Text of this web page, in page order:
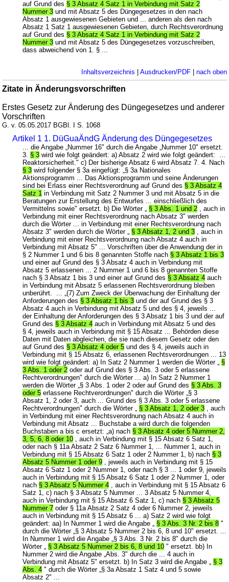
auf Grund des § 3 Absatz 4 Satz 1 in Verbindung mit Satz 2
Nummer 3 und mit Absatz 5 des Düngegesetzes in den nach
Absatz 1 ausgewiesenen Gebieten und ... anderen als den nach
Absatz 1 Satz 1 ausgewiesenen Gebieten, durch Rechtsverordnung
auf Grund des § 3 Absatz 4 Satz 1 in Verbindung mit Satz 2
Nummer 3 und mit Absatz 5 des Düngegesetzes vorzuschreiben,
dass abweichend von 1. § ...
Inhaltsverzeichnis Ausdrucken/PDF| nach oben
Zitate in Änderungsvorschriften
Erstes Gesetz zur Änderung des Düngegesetzes und anderer
Vorschriften
G. v. 05.05.2017 BGBl. I S. 1068
Artikel 1 1. DüGuaÄndG Änderung des Düngegesetzes
... die Angabe „Nummer 16" durch die Angabe „Nummer 10" ersetzt.
3. § 3 wird wie folgt geändert: a) Absatz 2 wird wie folgt geändert: ...
Reaktorsicherheit." c) Der bisherige Absatz 6 wird Absatz 7. 4. Nach
§ 3 wird folgender § 3a eingefügt: „§ 3a Nationales
Aktionsprogramm ... Das Aktionsprogramm und seine Änderungen
sind bei Erlass einer Rechtsverordnung auf Grund des § 3 Absatz 4
Satz 1 in Verbindung mit Satz 2 Nummer 3 und mit Absatz 5 in die
Beratungen zur Erstellung des Entwurfes ... einschließlich des
Vermittelns sowie" ersetzt. b) Die Wörter „ § 3 Abs. 1 und 2 , auch in
Verbindung mit einer Rechtsverordnung nach Absatz 3" werden
durch die Wörter ... in Verbindung mit einer Rechtsverordnung nach
Absatz 3" werden durch die Wörter „ § 3 Absatz 1, 2 und 3 , auch in
Verbindung mit einer Rechtsverordnung nach Absatz 4 auch in
Verbindung mit Absatz 5" ... Vorschriften über die Anwendung der in
§ 2 Nummer 1 und 6 bis 8 genannten Stoffe nach § 3 Absatz 1 bis 3
und einer auf Grund des § 3 Absatz 4 auch in Verbindung mit
Absatz 5 erlassenen ... 2 Nummer 1 und 6 bis 8 genannten Stoffe
nach § 3 Absatz 1 bis 3 und einer auf Grund des § 3 Absatz 4 auch
in Verbindung mit Absatz 5 erlassenen Rechtsverordnung bleiben
unberührt. ... „(7) Zum Zweck der Überwachung der Einhaltung der
Anforderungen des § 3 Absatz 1 bis 3 und der auf Grund des § 3
Absatz 4 auch in Verbindung mit Absatz 5 und des § 4, jeweils ...
der Einhaltung der Anforderungen des § 3 Absatz 1 bis 3 und der auf
Grund des § 3 Absatz 4 auch in Verbindung mit Absatz 5 und des
§ 4, jeweils auch in Verbindung mit § 15 Absatz ... Behörden diese
Daten mit Daten abgleichen, die sie nach diesem Gesetz oder den
auf Grund des § 3 Absatz 4 oder 5 und des § 4, jeweils auch in
Verbindung mit § 15 Absatz 6, erlassenen Rechtsverordnungen ... 13
wird wie folgt geändert: a) In Satz 2 Nummer 1 werden die Wörter „ §
3 Abs. 1 oder 2 oder auf Grund des § 3 Abs. 3 oder 5 erlassene
Rechtverordnungen" durch die Wörter ... a) In Satz 2 Nummer 1
werden die Wörter „§ 3 Abs. 1 oder 2 oder auf Grund des § 3 Abs. 3
oder 5 erlassene Rechtverordnungen" durch die Wörter „§ 3
Absatz 1, 2 oder 3, auch ... Grund des § 3 Abs. 3 oder 5 erlassene
Rechtverordnungen" durch die Wörter „ § 3 Absatz 1, 2 oder 3 , auch
in Verbindung mit einer Rechtsverordnung nach Absatz 4 auch in
Verbindung mit Absatz ... Buchstabe a wird durch die folgenden
Buchstaben a bis c ersetzt: „a) nach § 3 Absatz 4 oder 5 Nummer 2,
3, 5, 6, 8 oder 10 , auch in Verbindung mit § 15 Absatz 6 Satz 1,
oder nach § 11a Absatz 2 Satz 6 Nummer 1, ... Nummer 1, auch in
Verbindung mit § 15 Absatz 6 Satz 1 oder 2 Nummer 1, b) nach § 3
Absatz 5 Nummer 1 oder 9 , jeweils auch in Verbindung mit § 15
Absatz 6 Satz 1 oder 2 Nummer 1, oder nach § 3 ... 1 oder 9, jeweils
auch in Verbindung mit § 15 Absatz 6 Satz 1 oder 2 Nummer 1, oder
nach § 3 Absatz 5 Nummer 4 , auch in Verbindung mit § 15 Absatz 6
Satz 1, c) nach § 3 Absatz 5 Nummer ... 3 Absatz 5 Nummer 4,
auch in Verbindung mit § 15 Absatz 6 Satz 1, c) nach § 3 Absatz 5
Nummer 7 oder § 11a Absatz 2 Satz 4 oder 6 Nummer 2, jeweils
auch in Verbindung mit § 15 Absatz 6 ... a) Satz 2 wird wie folgt
geändert: aa) In Nummer 1 wird die Angabe „ § 3 Abs. 3 Nr. 2 bis 8 "
durch die Wörter „§ 3 Absatz 5 Nummer 2 bis 6, 8 und 10" ersetzt. ...
In Nummer 1 wird die Angabe „§ 3 Abs. 3 Nr. 2 bis 8" durch die
Wörter „ § 3 Absatz 5 Nummer 2 bis 6, 8 und 10 " ersetzt. bb) In
Nummer 2 wird die Angabe „Abs. 3" durch die ... 4 auch in
Verbindung mit Absatz 5" ersetzt. b) In Satz 3 wird die Angabe „ § 3
Abs. 4 " durch die Wörter „§ 3a Absatz 1 Satz 4 und 5 sowie
Absatz 2" ...